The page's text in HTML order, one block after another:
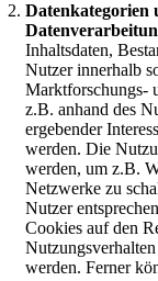
Datenkategorien
Inhaltsdaten,
Nutzer innerhalb
Marktforschungs-
z.B. anhand des
ergebender
werden. Die
werden, um z.B.
Netzwerke zu
Nutzer
Cookies auf den
werden. Ferner